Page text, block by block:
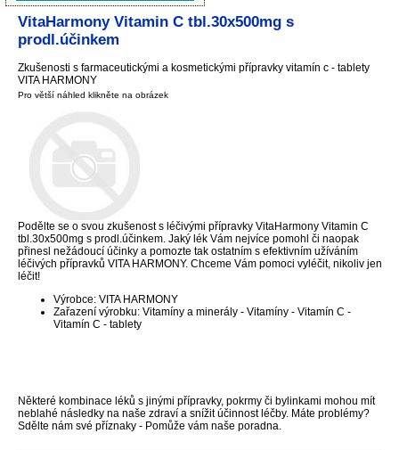
VitaHarmony Vitamin C tbl.30x500mg s
prodl.účinkem
Zkušenosti s farmaceutickými a kosmetickými přípravky vitamín c - tablety
VITA HARMONY
Pro větší náhled klikněte na obrázek
Podělte se o svou zkušenost s léčivými přípravky VitaHarmony Vitamin C
tbl.30x500mg s prodl.účinkem. Jaký lék Vám nejvíce pomohl či naopak
přinesl nežádoucí účinky a pomozte tak ostatním s efektivním užíváním
léčivých přípravků VITA HARMONY. Chceme Vám pomoci vyléčit, nikoliv jen
léčit!
Výrobce: VITA HARMONY
Zařazení výrobku: Vitamíny a minerály - Vitamíny - Vitamín C -
Vitamín C - tablety
Některé kombinace léků s jinými přípravky, pokrmy či bylinkami mohou mít
neblahé následky na naše zdraví a snížit účinnost léčby. Máte problémy?
Sdělte nám své příznaky - Pomůže vám naše poradna.